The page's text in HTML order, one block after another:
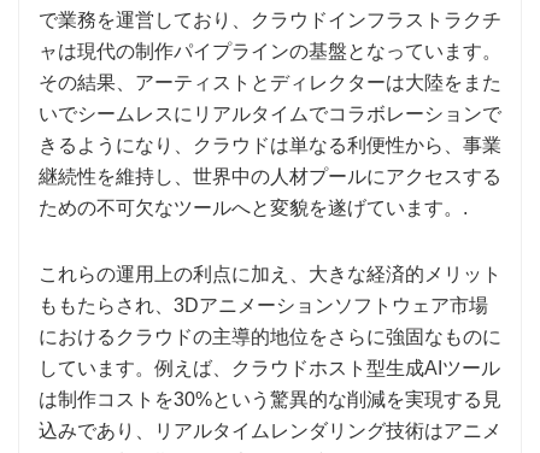
で業務を運営しており、クラウドインフラストラクチ
ャは現代の制作パイプラインの基盤となっています。
その結果、アーティストとディレクターは大陸をまた
いでシームレスにリアルタイムでコラボレーションで
きるようになり、クラウドは単なる利便性から、事業
継続性を維持し、世界中の人材プールにアクセスする
ための不可欠なツールへと変貌を遂げています。.
これらの運用上の利点に加え、大きな経済的メリット
ももたらされ、3Dアニメーションソフトウェア市場
におけるクラウドの主導的地位をさらに強固なものに
しています。例えば、クラウドホスト型生成AIツール
は制作コストを30%という驚異的な削減を実現する見
込みであり、リアルタイムレンダリング技術はアニメ